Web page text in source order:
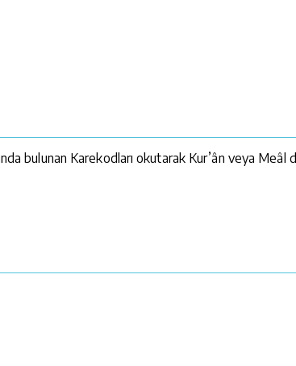
bulunan Karekodları okutarak Kur’ân veya Meâl